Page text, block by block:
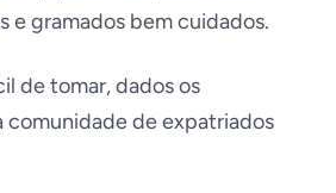
e gramados bem cuidados.
de tomar, dados os
comunidade de expatriados